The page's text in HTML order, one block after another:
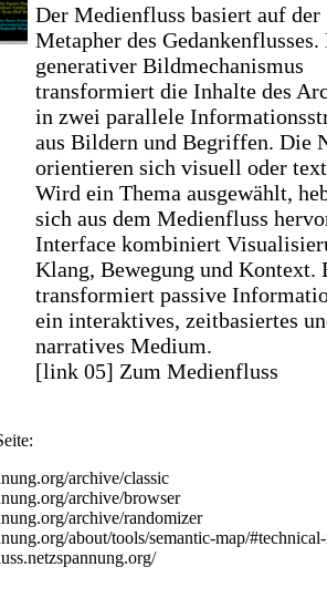
Der Medienfluss basiert auf der
Metapher des Gedankenflusses.
generativer Bildmechanismus
transformiert die Inhalte des
in zwei parallele
aus Bildern und Begriffen. Die
orientieren sich visuell oder
Wird ein Thema ausgewählt,
sich aus dem Medienfluss
Interface kombiniert
Klang, Bewegung und Kontext.
transformiert passive
ein interaktives, zeitbasiertes
narratives Medium.
[link 05] Zum Medienfluss
archive/classic
archive/browser
archive/randomizer
about/tools/semantic-map/